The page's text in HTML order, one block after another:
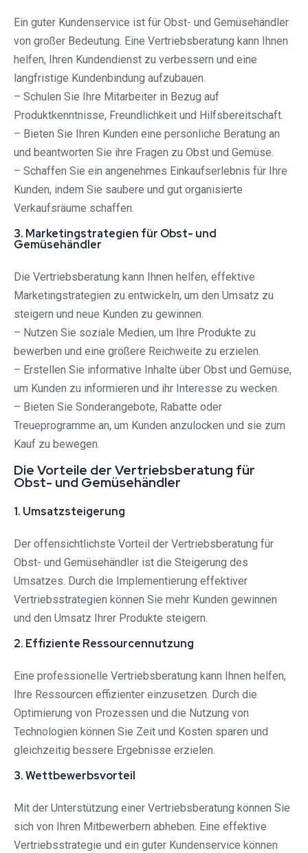
Ein guter Kundenservice ist für Obst- und Gemüsehändler
von großer Bedeutung. Eine Vertriebsberatung kann Ihnen
helfen, Ihren Kundendienst zu verbessern und eine
langfristige Kundenbindung aufzubauen.
– Schulen Sie Ihre Mitarbeiter in Bezug auf
Produktkenntnisse, Freundlichkeit und Hilfsbereitschaft.
– Bieten Sie Ihren Kunden eine persönliche Beratung an
und beantworten Sie ihre Fragen zu Obst und Gemüse.
– Schaffen Sie ein angenehmes Einkaufserlebnis für Ihre
Kunden, indem Sie saubere und gut organisierte
Verkaufsräume schaffen.
3. Marketingstrategien für Obst- und
Gemüsehändler
Die Vertriebsberatung kann Ihnen helfen, effektive
Marketingstrategien zu entwickeln, um den Umsatz zu
steigern und neue Kunden zu gewinnen.
– Nutzen Sie soziale Medien, um Ihre Produkte zu
bewerben und eine größere Reichweite zu erzielen.
– Erstellen Sie informative Inhalte über Obst und Gemüse,
um Kunden zu informieren und ihr Interesse zu wecken.
– Bieten Sie Sonderangebote, Rabatte oder
Treueprogramme an, um Kunden anzulocken und sie zum
Kauf zu bewegen.
Die Vorteile der Vertriebsberatung für
Obst- und Gemüsehändler
1. Umsatzsteigerung
Der offensichtlichste Vorteil der Vertriebsberatung für
Obst- und Gemüsehändler ist die Steigerung des
Umsatzes. Durch die Implementierung effektiver
Vertriebsstrategien können Sie mehr Kunden gewinnen
und den Umsatz Ihrer Produkte steigern.
2. Effiziente Ressourcennutzung
Eine professionelle Vertriebsberatung kann Ihnen helfen,
Ihre Ressourcen effizienter einzusetzen. Durch die
Optimierung von Prozessen und die Nutzung von
Technologien können Sie Zeit und Kosten sparen und
gleichzeitig bessere Ergebnisse erzielen.
3. Wettbewerbsvorteil
Mit der Unterstützung einer Vertriebsberatung können Sie
sich von Ihren Mitbewerbern abheben. Eine effektive
Vertriebsstrategie und ein guter Kundenservice können